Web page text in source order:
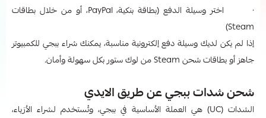
· اختر وسيلة الدفع (بطاقة بنكية، PayPal، أو من خلال بطاقات
Steam)
إذا لم يكن لديك وسيلة دفع إلكترونية مناسبة، يمكنك شراء ببجي للكمبيوتر
جاهز أو بطاقات شحن Steam من لوك ستور بكل سهولة وأمان.
شحن شدات ببجي عن طريق الايدي
الشدات (UC) هي العملة الأساسية في ببجي، وتُستخدم لشراء الأزياء،